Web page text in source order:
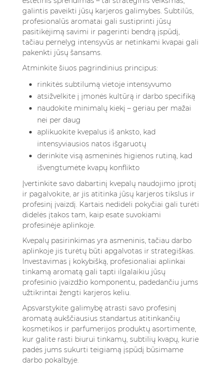
galintis paveikti jūsų karjeros galimybes. Subtilūs,
profesionalūs aromatai gali sustiprinti jūsų
pasitikėjimą savimi ir pagerinti bendrą įspūdį,
tačiau pernelyg intensyvūs ar netinkami kvapai gali
pakenkti jūsų šansams.
Atminkite šiuos pagrindinius principus:
rinkitės subtilumą vietoje intensyvumo
atsižvelkite į įmonės kultūrą ir darbo specifiką
naudokite minimalų kiekį – geriau per mažai
nei per daug
aplikuokite kvepalus iš anksto, kad
intensyviausios natos išgaruotų
derinkite visą asmeninės higienos rutiną, kad
išvengtumėte kvapų konflikto
Įvertinkite savo dabartinį kvepalų naudojimo įprotį
ir pagalvokite, ar jis atitinka jūsų karjeros tikslus ir
profesinį įvaizdį. Kartais nedideli pokyčiai gali turėti
didelės įtakos tam, kaip esate suvokiami
profesinėje aplinkoje.
Kvepalų pasirinkimas yra asmeninis, tačiau darbo
aplinkoje jis turėtų būti apgalvotas ir strategiškas.
Investavimas į kokybišką, profesionaliai aplinkai
tinkamą aromatą gali tapti ilgalaikiu jūsų
profesinio įvaizdžio komponentu, padedančiu jums
užtikrintai žengti karjeros keliu.
Apsvarstykite galimybę atrasti savo profesinį
aromatą aukščiausius standartus atitinkančių
kosmetikos ir parfumerijos produktų asortimente,
kur galite rasti biurui tinkamų, subtilių kvapų, kurie
padės jums sukurti teigiamą įspūdį būsimame
darbo pokalbyje.